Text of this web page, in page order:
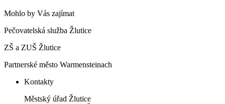
Mohlo by Vás zajímat
Pečovatelská služba Žlutice
ZŠ a ZUŠ Žlutice
Partnerské město Warmensteinach
Kontakty
Městský úřad Žlutice